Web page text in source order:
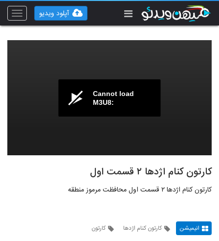
Toggle
آپلود ویدیو
Cannot load
M3U8:
کارتون کنام اژدها ۲ قسمت اول
کارتون کنام اژدها ۲ قسمت اول محافظت مرموز منطقه
انیمیشن کارتون کنام اژدها کارتون